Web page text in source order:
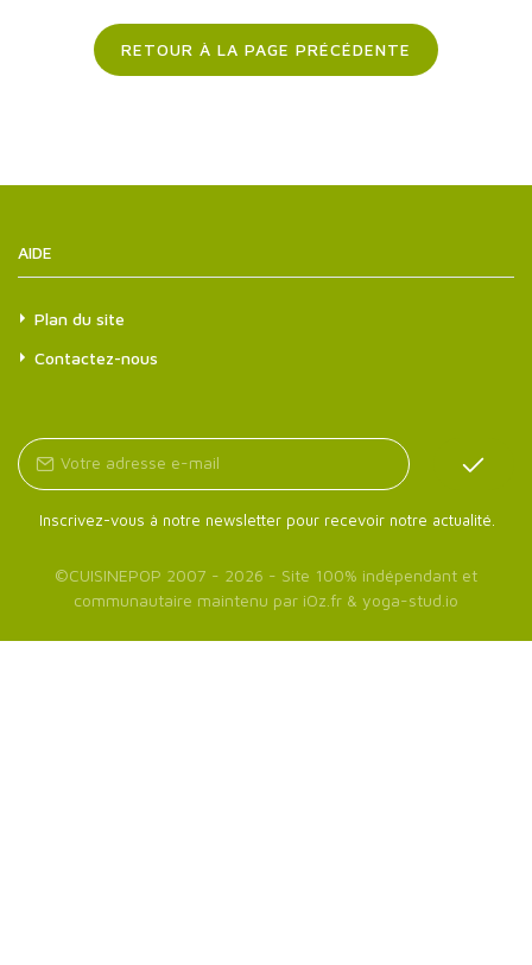
RETOUR À LA PAGE PRÉCÉDENTE
AIDE
Plan du site
Contactez-nous
Inscrivez-vous à notre newsletter pour recevoir notre actualité.
©CUISINEPOP 2007 - 2026 - Site 100% indépendant et
communautaire maintenu par iOz.fr & yoga-stud.io